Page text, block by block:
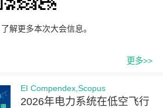
解更多本次大会信息。
更多>>
EI Compendex,Scopus
2026年电力系统在低空飞行